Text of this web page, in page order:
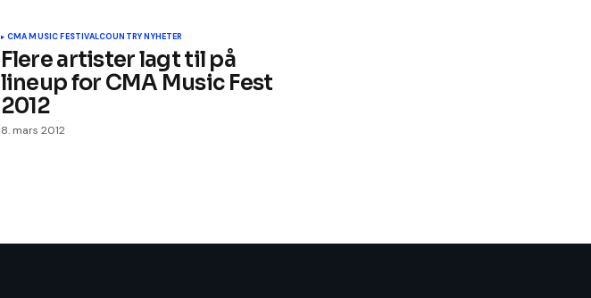
CMA MUSIC FESTIVALCOUNTRY NYHETER
Flere artister lagt til på
lineup for CMA Music Fest
2012
8. mars 2012